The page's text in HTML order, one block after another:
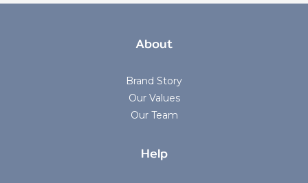
About
Brand Story
Our Values
Our Team
Help